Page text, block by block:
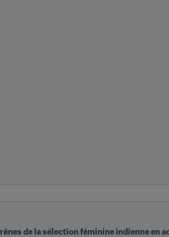
de la sélection féminine indienne en